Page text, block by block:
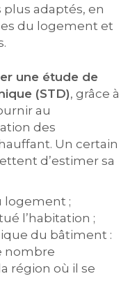
adaptés, en
du logement et
une étude de
(STD), grâce à
au
des
Un certain
d’estimer sa
logement ;
l’habitation ;
du bâtiment :
nombre
région où il se